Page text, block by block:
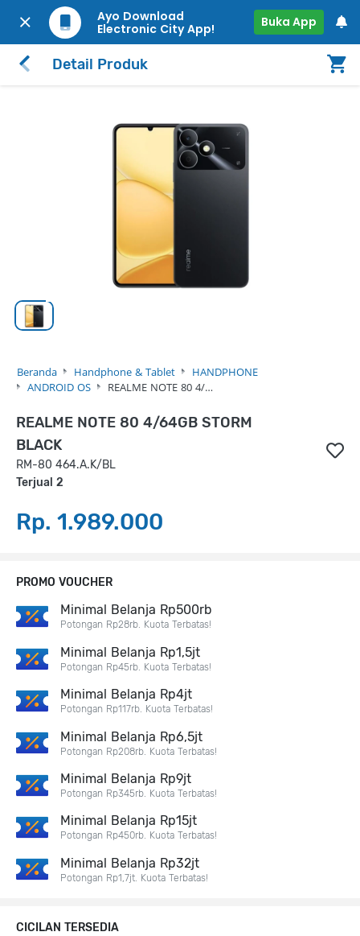
Ayo Download
Electronic City App!
Buka App
Detail Produk
Beranda Handphone & Tablet
HANDPHONE
ANDROID OS
REALME NOTE 80 4/…
REALME NOTE 80 4/64GB STORM
BLACK
RM-80 464.A.K/BL
Terjual 2
Rp. 1.989.000
PROMO VOUCHER
Minimal Belanja Rp500rb
Potongan Rp28rb. Kuota Terbatas!
Minimal Belanja Rp1,5jt
Potongan Rp45rb. Kuota Terbatas!
Minimal Belanja Rp4jt
Potongan Rp117rb. Kuota Terbatas!
Minimal Belanja Rp6,5jt
Potongan Rp208rb. Kuota Terbatas!
Minimal Belanja Rp9jt
Potongan Rp345rb. Kuota Terbatas!
Minimal Belanja Rp15jt
Potongan Rp450rb. Kuota Terbatas!
Minimal Belanja Rp32jt
Potongan Rp1,7jt. Kuota Terbatas!
CICILAN TERSEDIA